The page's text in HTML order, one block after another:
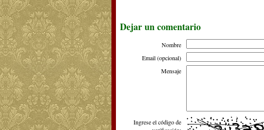
Dejar un comentario
Nombre
Email (opcional)
Mensaje
Ingrese el código de